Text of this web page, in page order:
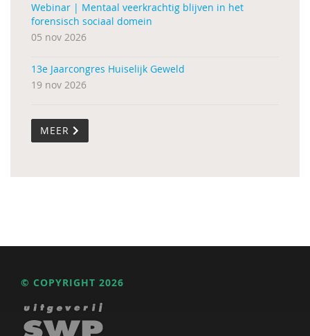
Webinar | Mentaal veerkrachtig blijven in het
forensisch sociaal domein
05 nov 2026
13e Jaarcongres Huiselijk Geweld
19 nov 2026
MEER
© COPYRIGHT 2026